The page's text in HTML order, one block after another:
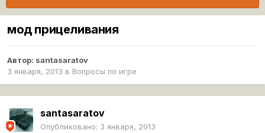
мод прицеливания
Автор: santasaratov
3 января, 2013 в Вопросы по игре
santasaratov
Опубликовано: 3 января, 2013